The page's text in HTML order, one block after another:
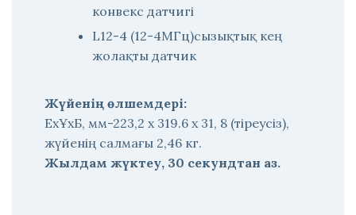
конвекс датчигі
L12-4 (12-4МГц)сызықтық кең
жолақты датчик
Жүйенің өлшемдері:
ЕхҰхБ, мм-223,2 х 319.6 х 31, 8 (тіреусіз),
жүйенің салмағы 2,46 кг.
Жылдам жүктеу, 30 секундтан аз.